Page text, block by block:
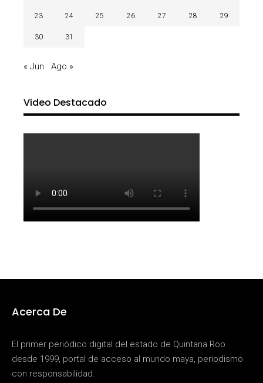
23 24 25 26 27 28 29
30 31
« Jun Ago »
Video Destacado
Acerca De
El primer periódico digital del estado de Quintana Roo
desde 1999, portal de acceso al mundo maya, periodismo
con responsabilidad.